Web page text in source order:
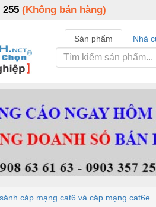
255 (Không bán hàng)
Sản phẩm Nhà
cáp mạng cat6 và cáp mạng cat6e